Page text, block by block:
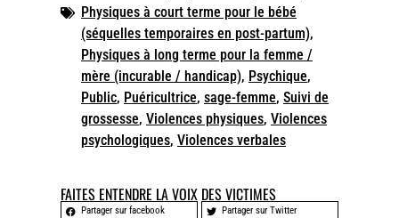
Physiques à court terme pour le bébé
(séquelles temporaires en post-partum),
Physiques à long terme pour la femme /
mère (incurable / handicap), Psychique,
Public, Puéricultrice, sage-femme, Suivi de
grossesse, Violences physiques, Violences
psychologiques, Violences verbales
FAITES ENTENDRE LA VOIX DES VICTIMES
Partager sur facebook Partager sur Twitter